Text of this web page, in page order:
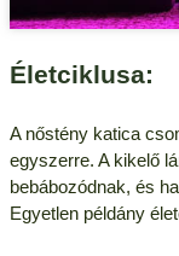
Életciklusa:
A nőstény katica
egyszerre. A kikelő
bebábozódnak, és
Egyetlen példány